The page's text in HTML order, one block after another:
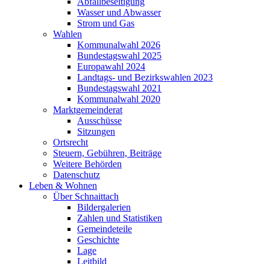
Wasser und Abwasser
Strom und Gas
Wahlen
Kommunalwahl 2026
Bundestagswahl 2025
Europawahl 2024
Landtags- und Bezirkswahlen 2023
Bundestagswahl 2021
Kommunalwahl 2020
Marktgemeinderat
Ausschüsse
Sitzungen
Ortsrecht
Steuern, Gebühren, Beiträge
Weitere Behörden
Datenschutz
Leben & Wohnen
Über Schnaittach
Bildergalerien
Zahlen und Statistiken
Gemeindeteile
Geschichte
Lage
Leitbild